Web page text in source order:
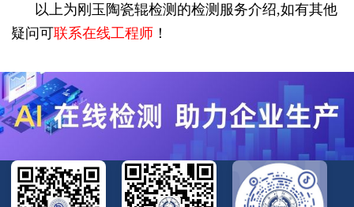
以上为刚玉陶瓷辊检测的检测服务介绍,如有其他
疑问可联系在线工程师 ！